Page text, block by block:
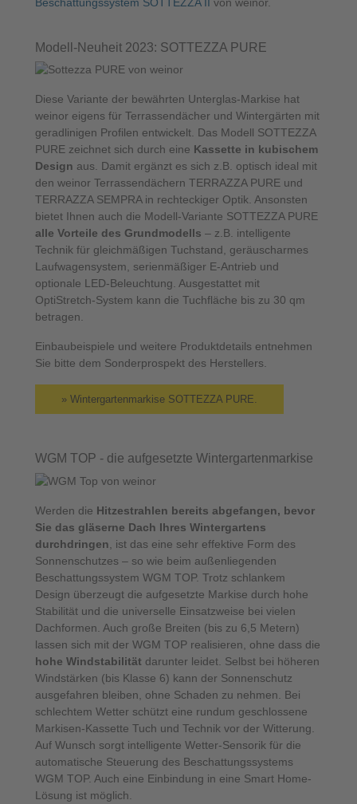
Modell-Neuheit 2023: SOTTEZZA PURE
Diese Variante der bewährten Unterglas-Markise hat
weinor eigens für Terrassendächer und Wintergärten mit
geradlinigen Profilen entwickelt. Das Modell SOTTEZZA
PURE zeichnet sich durch eine Kassette in kubischem
Design aus. Damit ergänzt es sich z.B. optisch ideal mit
den weinor Terrassendächern TERRAZZA PURE und
TERRAZZA SEMPRA in rechteckiger Optik. Ansonsten
bietet Ihnen auch die Modell-Variante SOTTEZZA PURE
alle Vorteile des Grundmodells – z.B. intelligente
Technik für gleichmäßigen Tuchstand, geräuscharmes
Laufwagensystem, serienmäßiger E-Antrieb und
optionale LED-Beleuchtung. Ausgestattet mit
OptiStretch-System kann die Tuchfläche bis zu 30 qm
betragen.
Einbaubeispiele und weitere Produktdetails entnehmen
Sie bitte dem Sonderprospekt des Herstellers.
» Wintergartenmarkise SOTTEZZA PURE.
WGM TOP - die aufgesetzte Wintergartenmarkise
Werden die Hitzestrahlen bereits abgefangen, bevor
Sie das gläserne Dach Ihres Wintergartens
durchdringen , ist das eine sehr effektive Form des
Sonnenschutzes – so wie beim außenliegenden
Beschattungssystem WGM TOP. Trotz schlankem
Design überzeugt die aufgesetzte Markise durch hohe
Stabilität und die universelle Einsatzweise bei vielen
Dachformen. Auch große Breiten (bis zu 6,5 Metern)
lassen sich mit der WGM TOP realisieren, ohne dass die
hohe Windstabilität darunter leidet. Selbst bei höheren
Windstärken (bis Klasse 6) kann der Sonnenschutz
ausgefahren bleiben, ohne Schaden zu nehmen. Bei
schlechtem Wetter schützt eine rundum geschlossene
Markisen-Kassette Tuch und Technik vor der Witterung.
Auf Wunsch sorgt intelligente Wetter-Sensorik für die
automatische Steuerung des Beschattungssystems
WGM TOP. Auch eine Einbindung in eine Smart Home-
Lösung ist möglich.